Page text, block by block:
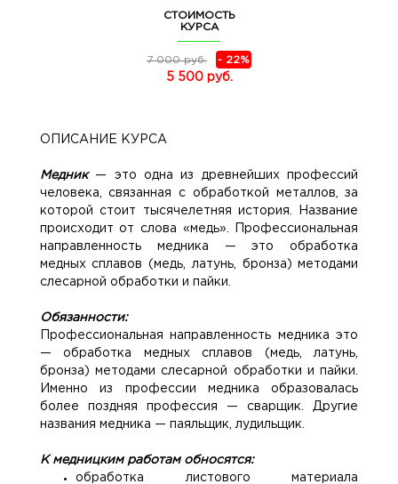
СТОИМОСТЬ
КУРСА
7 000 руб. - 22%
5 500 руб.
ОПИСАНИЕ КУРСА
Медник— это одна из древнейших профессий
человека, связанная с обработкой металлов, за
которой стоит тысячелетняя история. Название
происходит от слова «медь». Профессиональная
направленность медника — это обработка
медных сплавов (медь, латунь, бронза) методами
слесарной обработки и пайки.
Обязанности:
Профессиональная направленность медника это
— обработка медных сплавов (медь, латунь,
бронза) методами слесарной обработки и пайки.
Именно из профессии медника образовалась
более поздняя профессия — сварщик. Другие
названия медника — паяльщик, лудильщик.
К медницким работам обносятся:
обработка листового материала